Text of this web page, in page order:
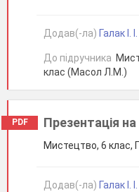
Додав(-ла) Галак І. І.
До підручника
клас (Масол Л.М.)
PDF Презентація
Мистецтво, 6 клас,
Додав(-ла) Галак І. І.